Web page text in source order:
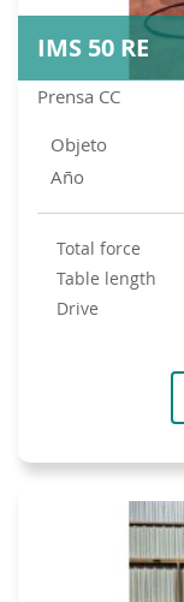
Prensa CC
IMS 50 RE
Objeto
Año
total force
table length
drive